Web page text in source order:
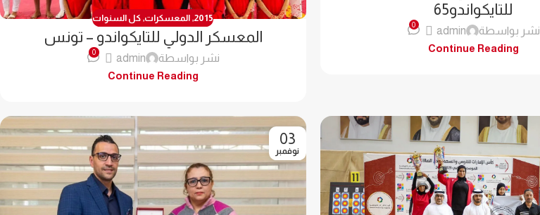
للتايكواندو65
نشر بواسطة admin
0
Continue Reading
2015
, المعسكرات, كل السنوات
المعسكر الدولي للتايكواندو – تونس
نشر بواسطة admin
0
Continue Reading
03
نوفمبر